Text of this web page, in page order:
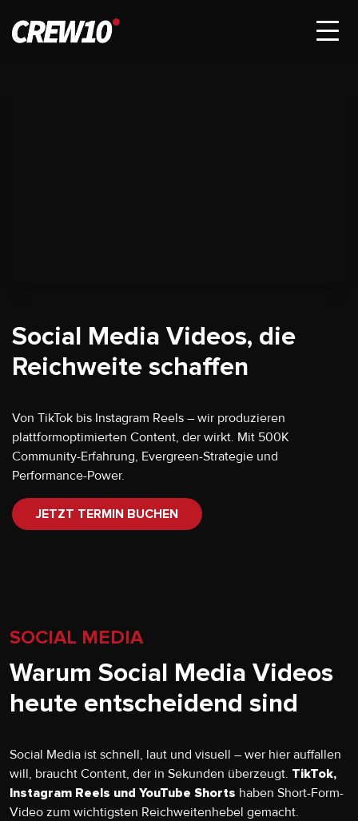
Social Media Videos, die
Reichweite schaffen
Von TikTok bis Instagram Reels – wir produzieren
plattformoptimierten Content, der wirkt. Mit 500K
Community-Erfahrung, Evergreen-Strategie und
Performance-Power.
JETZT TERMIN BUCHEN
SOCIAL MEDIA
Warum Social Media Videos
heute entscheidend sind
Social Media ist schnell, laut und visuell – wer hier auffallen
will, braucht Content, der in Sekunden überzeugt. TikTok,
Instagram Reels und YouTube Shorts haben Short-Form-
Video zum wichtigsten Reichweitenhebel gemacht.